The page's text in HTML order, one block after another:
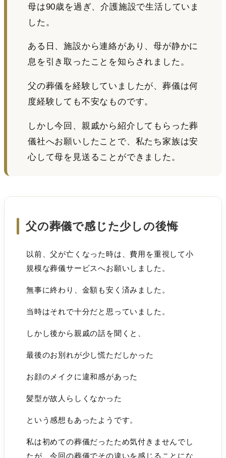
母は90歳を過ぎ、介護施設で生活していま
した。
ある日、施設から連絡があり、母が静かに
息を引き取ったことを知らされました。
父の葬儀を経験していましたが、葬儀は何
度経験しても不安なものです。
しかし今回、親戚から紹介してもらった葬
儀社へお願いしたことで、私たち家族は安
心して母を見送ることができました。
父の葬儀で感じた少しの後悔
以前、父が亡くなった時は、費用を重視して小
規模な葬儀サービスへお願いしました。
無事に終わり、金額も安く済みました。
当時はそれで十分だと思っていました。
しかし後から親戚の話を聞くと、
最後のお別れが少し慌ただしかった
お顔のメイクに違和感があった
髪型が故人らしくなかった
という感想もあったようです。
私は初めての葬儀だったため気付きませんでし
たが、今回の葬儀でその違いを感じることにな